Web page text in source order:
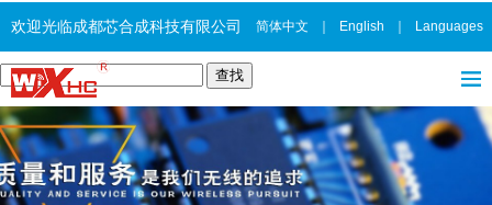
欢迎光临成都芯合成科技有限公司 简体中文 English Languages